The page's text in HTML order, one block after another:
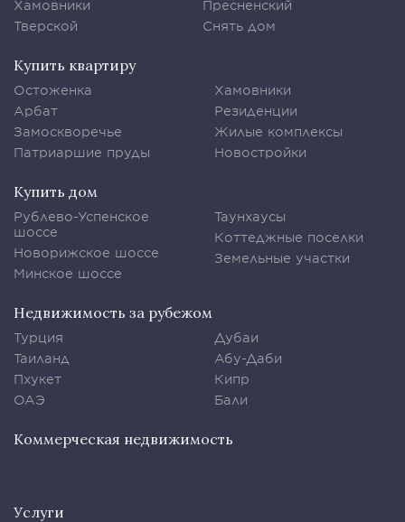
Хамовники
Тверской
Пресненский
Снять дом
Купить квартиру
Остоженка
Арбат
Замоскворечье
Патриаршие пруды
Хамовники
Резиденции
Жилые комплексы
Новостройки
Купить дом
Рублево-Успенское
шоссе
Новорижское шоссе
Минское шоссе
Таунхаусы
Коттеджные поселки
Земельные участки
Недвижимость за рубежом
Турция
Таиланд
Пхукет
ОАЭ
Дубаи
Абу-Даби
Кипр
Бали
Коммерческая недвижимость
Услуги